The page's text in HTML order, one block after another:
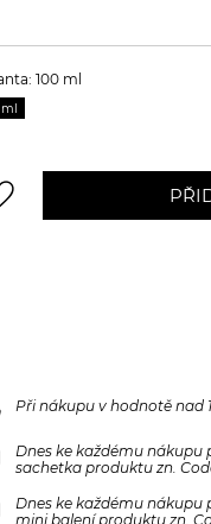
100 ml
Při nákupu v hodnotě nad
Dnes ke každému nákupu
sachetka produktu zn.
Dnes ke každému